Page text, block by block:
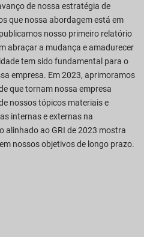
de nossa estratégia de
que nossa abordagem está em
nosso primeiro relatório
abraçar a mudança e amadurecer
tem sido fundamental para o
empresa. Em 2023, aprimoramos
que tornam nossa empresa
nossos tópicos materiais e
internas e externas na
alinhado ao GRI de 2023 mostra
nossos objetivos de longo prazo.